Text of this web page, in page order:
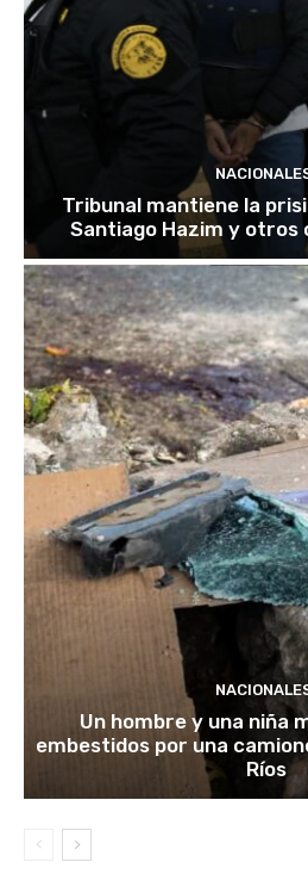
Tribunal mantiene la
Santiago Hazim y otros
Un hombre y una niña
embestidos por una
Ríos